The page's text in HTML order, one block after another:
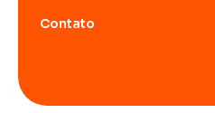
Contato